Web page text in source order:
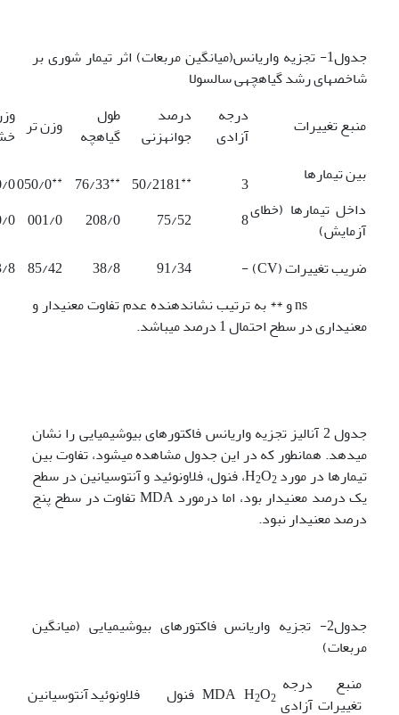
جدول1- تجزیه واریانس(میانگین مربعات) اثر تیمار شوری بر
شاخص­های رشد گیاه­چه­ی سالسولا
منبع تغییرات
درجه
آزادی
درصد
جوانه­زنی
طول
گیاه­چه
وزن تر
بین تیمارها
داخل تیمارها (خطای
آزمایش)
3
8
**
50/2181
75/52
**
76/33
208/0
**
050/0
001/0
0
0
ضریب تغییرات (CV)
-
91/34
38/8
85/42
8
ns و ** به ترتیب نشان­دهنده عدم تفاوت معنی­دار و
معنی­داری در سطح احتمال 1 درصد می­باشد.
جدول 2 آنالیز تجزیه واریانس فاکتورهای بیوشیمیایی را نشان
می­دهد. همانطور که در این جدول مشاهده می­شود، تفاوت بین
تیمارها در مورد H
2O2
، فنول، فلاونوئید و آنتوسیانین در سطح
یک درصد معنی­دار بود، اما درمورد MDA تفاوت در سطح پنج
درصد معنی­دار نبود.
جدول2- تجزیه واریانس فاکتورهای بیوشیمیایی (میانگین
مربعات)
منبع
تغییرات
درجه
آزادی
H2O2
MDA فنول فلاونوئیدآنتوسیانین